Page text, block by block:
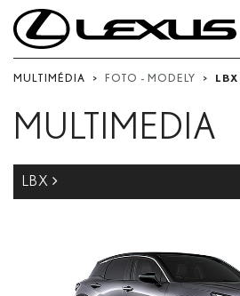
MULTIMÉDIA > FOTO - MODELY > LBX
MULTIMEDIA
LBX
Vyhledávání
podle
Počáteční datum
Datum ukončení